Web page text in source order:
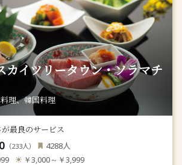
カイツリータウン・ソラマチ
理、韓国料理
最良のサービス
（233人） 4288人
￥3,000～￥3,999